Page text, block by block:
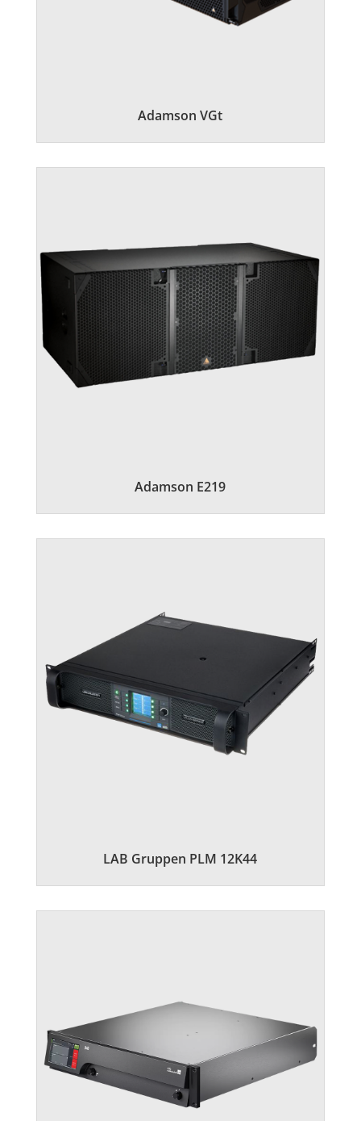
Adamson VGt
Adamson E219
LAB Gruppen PLM 12K44